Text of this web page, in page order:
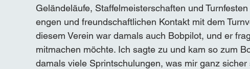
Geländeläufe, Staffelmeisterschaften und
engen und freundschaftlichen Kontakt mit dem
diesem Verein war damals auch Bobpilot, und er
mitmachen möchte. Ich sagte zu und kam so zum
damals viele Sprintschulungen, was mir ganz sicher